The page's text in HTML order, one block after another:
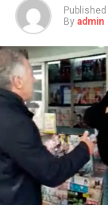
Published
By admin